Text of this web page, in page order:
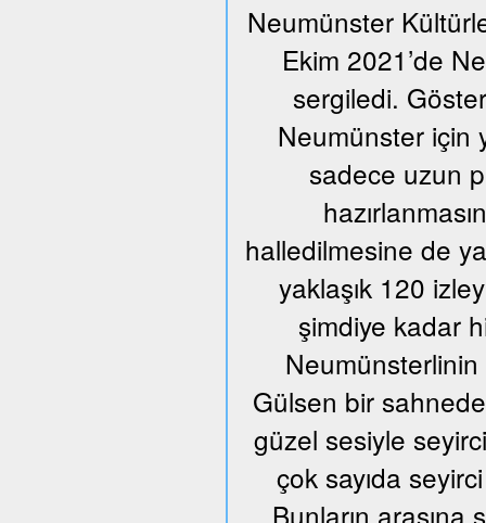
Neumünster
Ekim 2021’de
sergiledi.
Neumünster için
sadece uzun
halledilmesine de
yaklaşık 120
şimdiye kadar
Gülsen bir
güzel sesiyle
çok sayıda
Bunların